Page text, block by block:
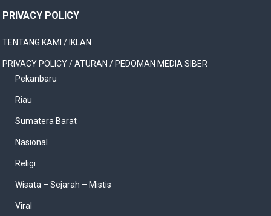
PRIVACY POLICY
TENTANG KAMI / IKLAN
PRIVACY POLICY / ATURAN / PEDOMAN MEDIA SIBER
Pekanbaru
Riau
Sumatera Barat
Nasional
Religi
Wisata – Sejarah – Mistis
Viral